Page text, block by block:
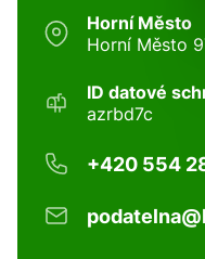
Horní Město
Horní Město
ID datové
azrbd7c
+420 554